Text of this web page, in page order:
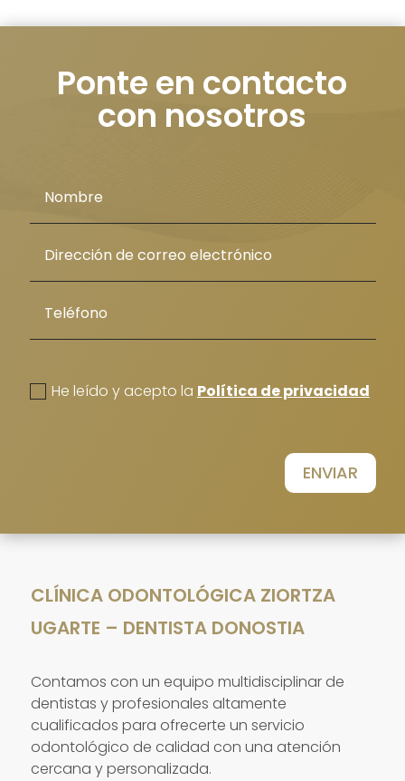
Ponte en contacto
con nosotros
He leído y acepto la Política de privacidad
ENVIAR
CLÍNICA ODONTOLÓGICA ZIORTZA
UGARTE – DENTISTA DONOSTIA
Contamos con un equipo multidisciplinar de
dentistas y profesionales altamente
cualificados para ofrecerte un servicio
odontológico de calidad con una atención
cercana y personalizada.